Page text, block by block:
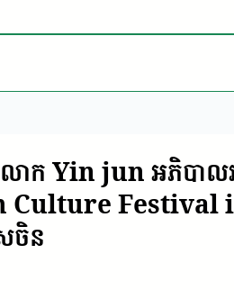
ក Yin jun អភិបាល
Culture
ចិន